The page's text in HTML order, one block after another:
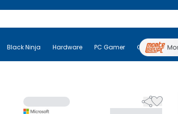
Gamer Black Ninja Hardware PC Gamer
Black Ninja Hardware PC Gamer
